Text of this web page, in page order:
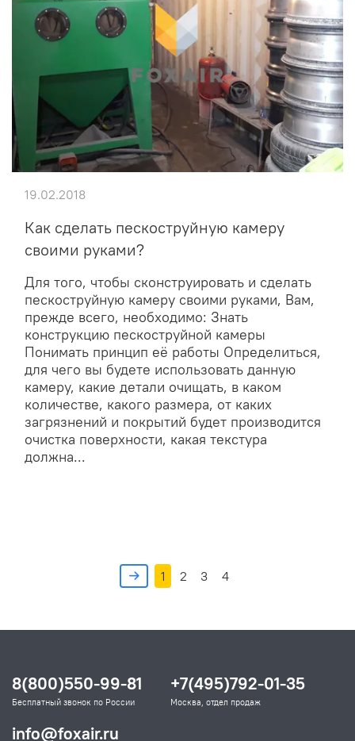
Как сделать пескоструйную камеру
своими руками?
Для того, чтобы сконструировать и сделать
пескоструйную камеру своими руками, Вам,
прежде всего, необходимо: Знать
конструкцию пескоструйной камеры
Понимать принцип её работы Определиться,
для чего вы будете использовать данную
камеру, какие детали очищать, в каком
количестве, какого размера, от каких
загрязнений и покрытий будет производится
очистка поверхности, какая текстура
должна...
19.02.2018
1 2 3 4
8(800)550-99-81
Бесплатный звонок по России
+7(495)792-01-35
Москва, отдел продаж
info@foxair.ru